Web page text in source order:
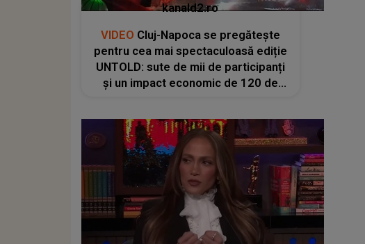
kanald2.ro
VIDEO Cluj-Napoca se pregătește
pentru cea mai spectaculoasă ediție
UNTOLD: sute de mii de participanți
și un impact economic de 120 de